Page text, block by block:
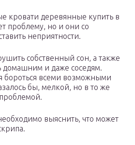
кровати деревянные купить в
проблему, но и они со
неприятности.
собственный сон, а также
домашним и даже соседям.
бороться всеми возможными
бы, мелкой, но в то же
выяснить, что может